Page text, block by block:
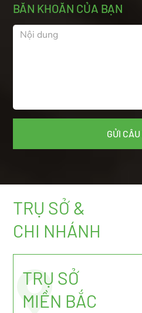
BĂN KHOĂN CỦA BẠN
TRỤ SỞ &
CHI NHÁNH
TRỤ SỞ
MIỀN BẮC